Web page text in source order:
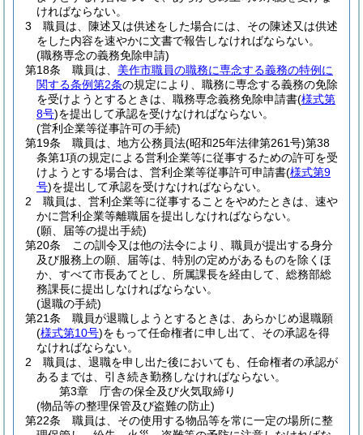
ければならない。
3
職員は、陳述又は供述をした場合には、その陳述又は供述
をした内容を速やかに文書で報告しなければならない。
(職務専念の義務免除申請)
第18条
職員は、 美作市職員の職務に専念する義務の特例に
関する条例第2条の規定により、職務に専念する義務の免除
を受けようとするときは、職務専念義務免除申請書(様式第
8号)を提出して承認を受けなければならない。
(営利企業等従事許可の手続)
第19条
職員は、地方公務員法(昭和25年法律第261号)第38
条第1項の規定による営利企業等に従事するための許可を受
けようとする場合は、営利企業等従事許可申請書(様式第9
号)を提出して承認を受けなければならない。
2
職員は、営利企業等に従事することをやめたときは、速や
かに営利企業等離職届を提出しなければならない。
(願、届等の提出手続)
第20条
この訓令又は他の法令により、職員が提出する身分
及び服務上の願、届等は、特別の定めがあるものを除くほ
か、すべて市長あてとし、所属課長を経由して、総務部総
務課長に提出しなければならない。
(退職の手続)
第21条
職員が退職しようとするときは、あらかじめ退職願
(様式第10号)をもって任命権者に申し出て、その承認を得
なければならない。
2
職員は、退職を申し出た後においても、任命権者の承認が
あるまでは、引き続き勤務しなければならない。
第3章
庁舎の保全及び火気取締り
(物品等の整理保管及び盗難の防止)
第22条
職員は、その使用する物品等を常に一定の場所に整